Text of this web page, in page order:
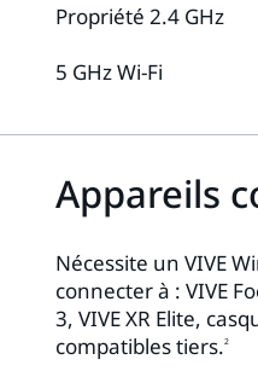
Propriété 2.4 GHz
5 GHz Wi-Fi
Appareils
Nécessite un VIVE
connecter à : VIVE
3, VIVE XR Elite,
compatibles tiers.2